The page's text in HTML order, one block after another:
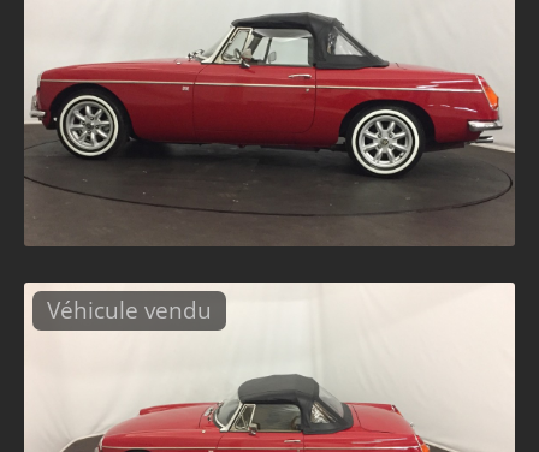
Véhicule vendu